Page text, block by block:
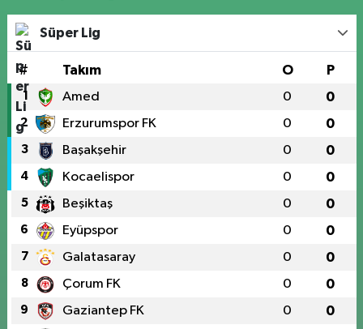
Süper Lig
# Takım O P
1 Amed 0 0
2 Erzurumspor FK 0 0
3 Başakşehir 0 0
4 Kocaelispor 0 0
5 Beşiktaş 0 0
6 Eyüpspor 0 0
7 Galatasaray 0 0
8 Çorum FK 0 0
9 Gaziantep FK 0 0